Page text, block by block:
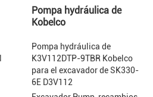
Pompa hydráulica de
Kobelco
Pompa hydráulica de
K3V112DTP-9TBR Kobelco
para el excavador de SK330-
6E D3V112